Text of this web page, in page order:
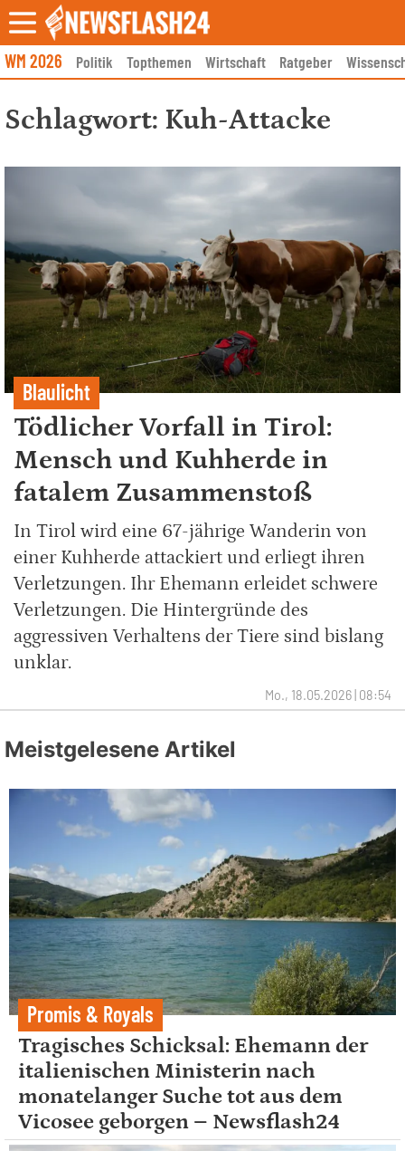
Skip
to
content
WM 2026 Politik Topthemen Wirtschaft Ratgeber
Schlagwort: Kuh-Attacke
Blaulicht
Tödlicher Vorfall in Tirol:
Mensch und Kuhherde in
fatalem Zusammenstoß
In Tirol wird eine 67-jährige Wanderin von
einer Kuhherde attackiert und erliegt ihren
Verletzungen. Ihr Ehemann erleidet schwere
Verletzungen. Die Hintergründe des
aggressiven Verhaltens der Tiere sind bislang
unklar.
Mo., 18.05.2026 | 08:54
Meistgelesene Artikel
Promis & Royals
Tragisches Schicksal: Ehemann der
italienischen Ministerin nach
monatelanger Suche tot aus dem
Vicosee geborgen – Newsflash24